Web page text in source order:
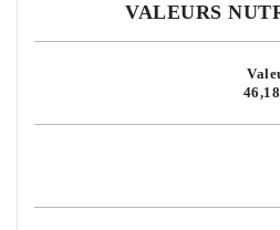
VALEURS